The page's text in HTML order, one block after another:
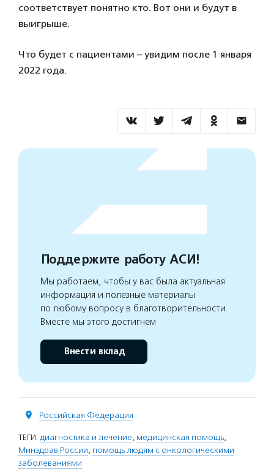
соответствует понятно кто. Вот они и будут в
выигрыше.
Что будет с пациентами – увидим после 1 января
2022 года.
Поддержите работу АСИ!
Мы работаем, чтобы у вас была актуальная
информация и полезные материалы
по любому вопросу в благотворительности.
Вместе мы этого достигнем
Внести вклад
Российская Федерация
ТЕГИ: диагностика и лечение, медицинская помощь,
Минздрав России, помощь людям с онкологическими
заболеваниями